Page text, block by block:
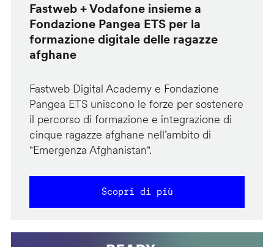
Fastweb + Vodafone insieme a
Fondazione Pangea ETS per la
formazione digitale delle ragazze
afghane
Fastweb Digital Academy e Fondazione
Pangea ETS uniscono le forze per sostenere
il percorso di formazione e integrazione di
cinque ragazze afghane nell’ambito di
"Emergenza Afghanistan".
Scopri di più